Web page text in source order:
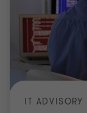
IT ADVISORY